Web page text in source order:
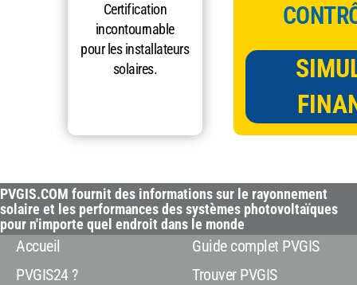
Certification
incontournable
pour les installateurs
solaires.
PVGIS.COM fournit des informations sur le rayonnement
solaire et les performances des systèmes photovoltaïques
pour n'importe quel endroit dans le monde
Accueil
PVGIS24 ?
Guide complet PVGIS
Trouver PVGIS